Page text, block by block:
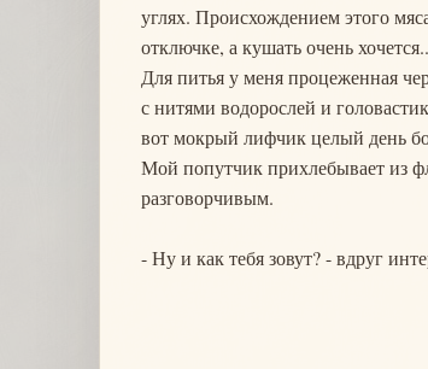
углях. Происхождением этого
отключке, а кушать очень
Для питья у меня процеженная
с нитями водорослей и
вот мокрый лифчик целый день
Мой попутчик прихлебывает из
разговорчивым.
- Ну и как тебя зовут? - вдруг